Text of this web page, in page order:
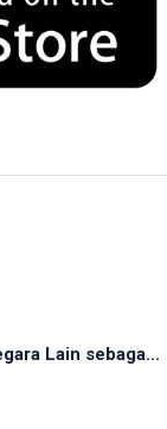
Lain sebaga...